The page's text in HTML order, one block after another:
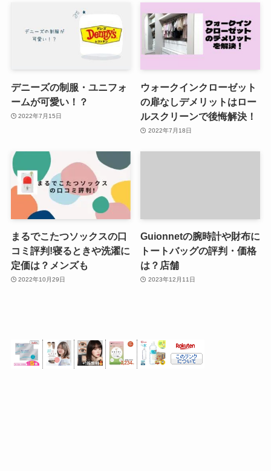
デニーズの制服・ユニフォ
ームが可愛い！？
2022年7月15日
ウォークインクローゼット
の扉なしデメリットはロー
ルスクリーンで後悔解決！
2022年7月18日
まるでこたつソックスの口
コミ評判!寝るときや洗濯に
定価は？メンズも
2022年10月29日
Guionnetの腕時計や財布に
トートバッグの評判・価格
は？店舗
2023年12月11日